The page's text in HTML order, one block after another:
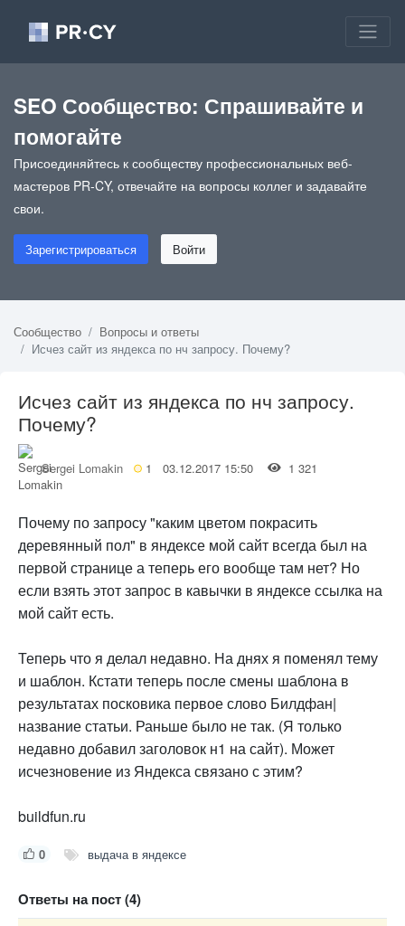
SEO Сообщество: Спрашивайте и
помогайте
Присоединяйтесь к сообществу профессиональных веб-
мастеров PR-CY, отвечайте на вопросы коллег и задавайте
свои.
Зарегистрироваться Войти
Сообщество
Вопросы и ответы
Исчез сайт из яндекса по нч запросу. Почему?
Исчез сайт из яндекса по нч запросу.
Почему?
Sergei Lomakin 1 03.12.2017 15:50 1 321
Почему по запросу "каким цветом покрасить
деревянный пол" в яндексе мой сайт всегда был на
первой странице а теперь его вообще там нет? Но
если взять этот запрос в кавычки в яндексе ссылка на
мой сайт есть.
Теперь что я делал недавно. На днях я поменял тему
и шаблон. Кстати теперь после смены шаблона в
результатах посковика первое слово Билдфан|
название статьи. Раньше было не так. (Я только
недавно добавил заголовок н1 на сайт). Может
исчезновение из Яндекса связано с этим?
buildfun.ru
0 выдача в яндексе
Ответы на пост (4)